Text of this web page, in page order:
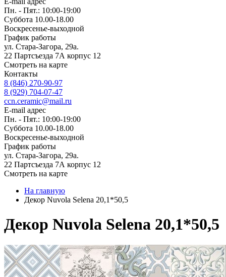
Пн. - Пят.: 10:00-19:00
Суббота 10.00-18.00
Воскресенье-выходной
График работы
ул. Стара-Загора, 29а.
22 Партсъезда 7А корпус 12
Смотреть на карте
Контакты
8 (846) 270-90-97
8 (929) 704-07-47
ccn.ceramic@mail.ru
E-mail адрес
Пн. - Пят.: 10:00-19:00
Суббота 10.00-18.00
Воскресенье-выходной
График работы
ул. Стара-Загора, 29а.
22 Партсъезда 7А корпус 12
Смотреть на карте
На главную
Декор Nuvola Selena 20,1*50,5
Декор Nuvola Selena 20,1*50,5